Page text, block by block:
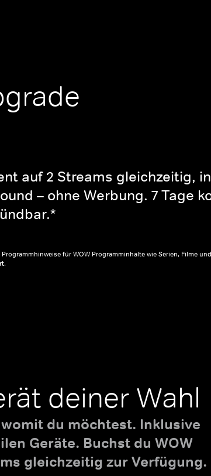
auf 2 Streams gleichzeitig,
– ohne Werbung. 7 Tage
für WOW Programminhalte wie Serien, Filme
deiner Wahl
du möchtest. Inklusive
Geräte. Buchst du WOW
gleichzeitig zur Verfügung.